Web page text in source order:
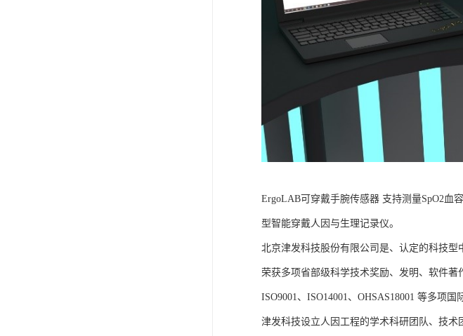
ErgoLAB可穿戴手腕传感器 支持测量SpO2血
型智能穿戴人因与生理记录仪。
北京津发科技股份有限公司是、认定的科技
荣获多项省部级科学技术奖励、发明、软件著
ISO9001、ISO14001、OHSAS18001 等多项国
津发科技设立人因工程的学术科研团队、技